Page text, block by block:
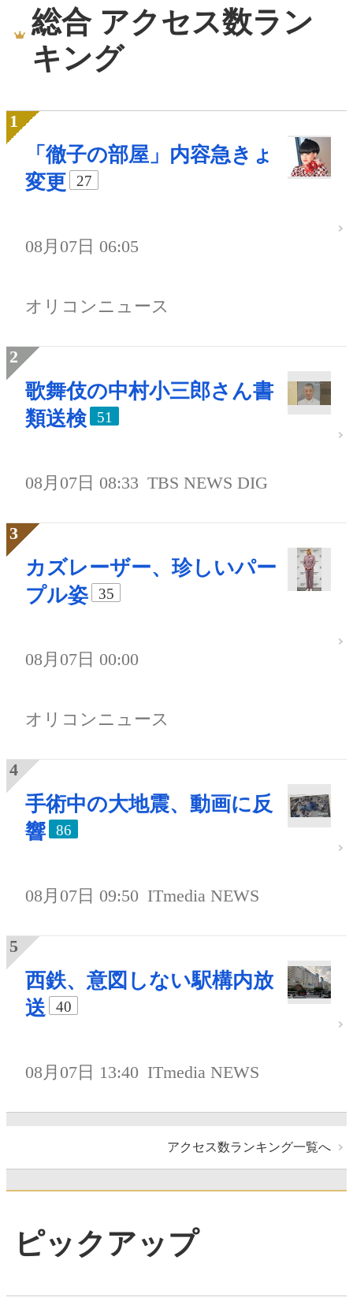
総合 アクセス数ラン
キング
「徹子の部屋」内容急きょ
変更
27
08月07日 06:05
オリコンニュース
歌舞伎の中村小三郎さん書
類送検
51
08月07日 08:33 TBS NEWS DIG
カズレーザー、珍しいパー
プル姿
35
08月07日 00:00
オリコンニュース
手術中の大地震、動画に反
響
86
08月07日 09:50 ITmedia NEWS
西鉄、意図しない駅構内放
送
40
08月07日 13:40 ITmedia NEWS
アクセス数ランキング一覧へ
ピックアップ